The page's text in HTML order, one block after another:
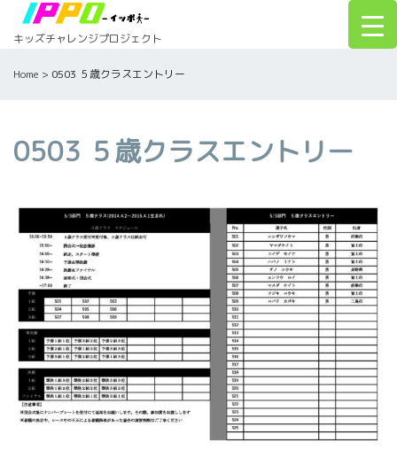
Skip
キッズチャレンジプロジェクト
Home > 0503 ５歳クラスエントリー
0503 ５歳クラスエントリー